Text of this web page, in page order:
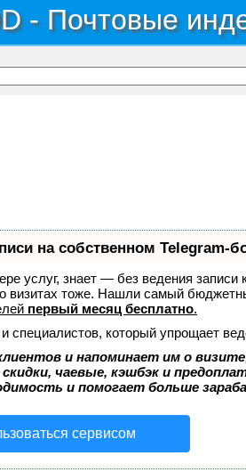
- Почтовые
на собственном Telegram-
услуг, знает — без ведения
визитах тоже. Нашли самый
первый месяц бесплатно.
специалистов, который упрощает
и напоминает им о
чаевые, кэшбэк и
и помогает больше
сервисом